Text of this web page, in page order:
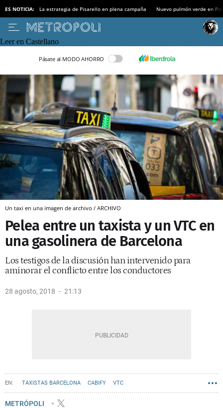
ES NOTICIA: La estrategia de Pisarello en plena campaña Nuevo pulmón verde en
Leer en Castellano
Pásate al MODO AHORRO
Un taxi en una imagen de archivo / ARCHIVO
Pelea entre un taxista y un VTC en
una gasolinera de Barcelona
Los testigos de la discusión han intervenido para
aminorar el conflicto entre los conductores
28 agosto, 2018 21:13
TAXISTAS BARCELONA CABIFY VTC
METRÓPOLI